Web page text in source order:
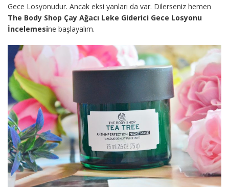
Gece Losyonudur. Ancak eksi yanları da var. Dilerseniz hemen
The Body Shop Çay Ağacı Leke Giderici Gece Losyonu
İncelemesine başlayalım.